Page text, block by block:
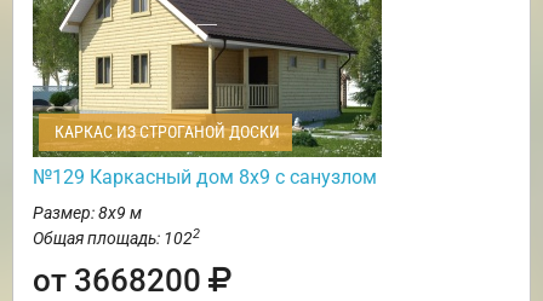
КАРКАС ИЗ СТРОГАНОЙ ДОСКИ
№129 Каркасный дом 8х9 с санузлом
Размер: 8х9 м
Общая площадь: 1022
от 3668200